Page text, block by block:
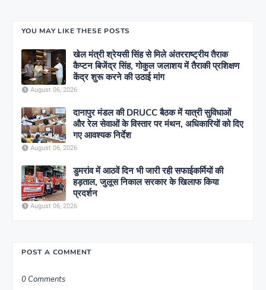
YOU MAY LIKE THESE POSTS
खेल मंत्री श्रेयसी सिंह से मिले अंतरराष्ट्रीय तैराक
कैप्टन बिजेंद्र सिंह, गोकुल जलाशय में तैराकी प्रशिक्षण
केंद्र शुरू करने की उठाई मांग
August 06, 2026
दानापुर मंडल की DRUCC बैठक में यात्री सुविधाओं
और रेल सेवाओं के विस्तार पर मंथन, अधिकारियों को दिए
गए आवश्यक निर्देश
August 06, 2026
डुमरांव में आठवें दिन भी जारी रही सफाईकर्मियों की
हड़ताल, जुलूस निकाल सरकार के खिलाफ किया
प्रदर्शन
August 06, 2026
POST A COMMENT
0 Comments